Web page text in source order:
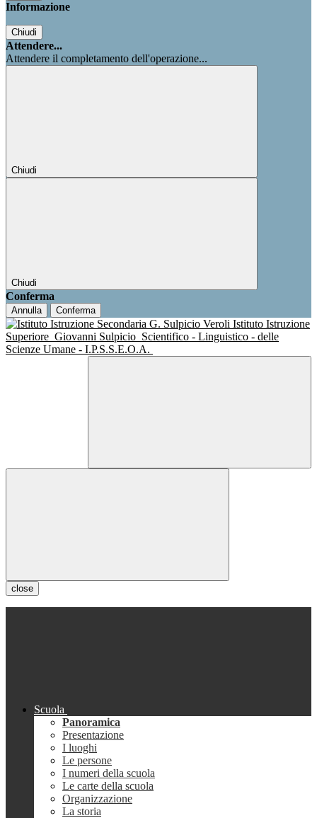
Informazione
Chiudi
Attendere...
Attendere il completamento dell'operazione...
Chiudi
Chiudi
Conferma
Annulla Conferma
Istituto Istruzione
Superiore Giovanni Sulpicio Scientifico - Linguistico - delle
Scienze Umane - I.P.S.S.E.O.A.
close
Scuola
Panoramica
Presentazione
I luoghi
Le persone
I numeri della scuola
Le carte della scuola
Organizzazione
La storia